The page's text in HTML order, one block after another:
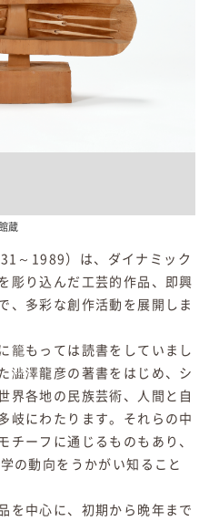
蔵
～1989）は、ダイナミック
彫り込んだ工芸的作品、即興
、多彩な創作活動を展開しま
籠もっては読書をしていまし
澁澤龍彦の著書をはじめ、シ
界各地の民族芸術、人間と自
岐にわたります。それらの中
チーフに通じるものもあり、
の動向をうかがい知ること
を中心に、初期から晩年まで